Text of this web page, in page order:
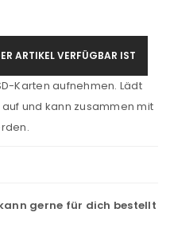
ARTIKEL VERFÜGBAR IST
Karten aufnehmen. Lädt
und kann zusammen mit
gerne für dich bestellt